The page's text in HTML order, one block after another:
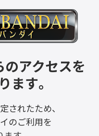
アクセスを
ます。
されたため、
のご利用を